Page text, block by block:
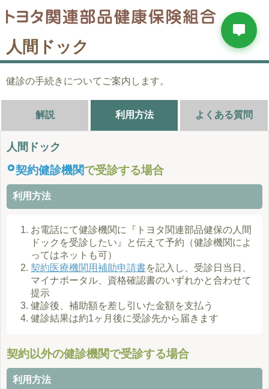
人間ドック
健診の手続きについてご案内します。
解説 利用方法 よくある質問
人間ドック
契約健診機関で受診する場合
利用方法
お電話にて健診機関に『トヨタ関連部品健保の人間
ドックを受診したい』と伝えて予約（健診機関によ
ってはネットも可）
契約医療機関用補助申請書を記入し、受診日当日、
マイナポータル、資格確認書のいずれかと合わせて
提示
健診後、補助額を差し引いた金額を支払う
健診結果は約1ヶ月後に受診先から届きます
契約以外の健診機関で受診する場合
利用方法